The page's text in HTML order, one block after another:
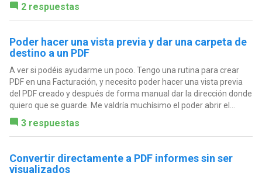
2 respuestas
Poder hacer una vista previa y dar una carpeta de
destino a un PDF
A ver si podéis ayudarme un poco. Tengo una rutina para crear
PDF en una Facturación, y necesito poder hacer una vista previa
del PDF creado y después de forma manual dar la dirección donde
quiero que se guarde. Me valdría muchísimo el poder abrir el...
3 respuestas
Convertir directamente a PDF informes sin ser
visualizados